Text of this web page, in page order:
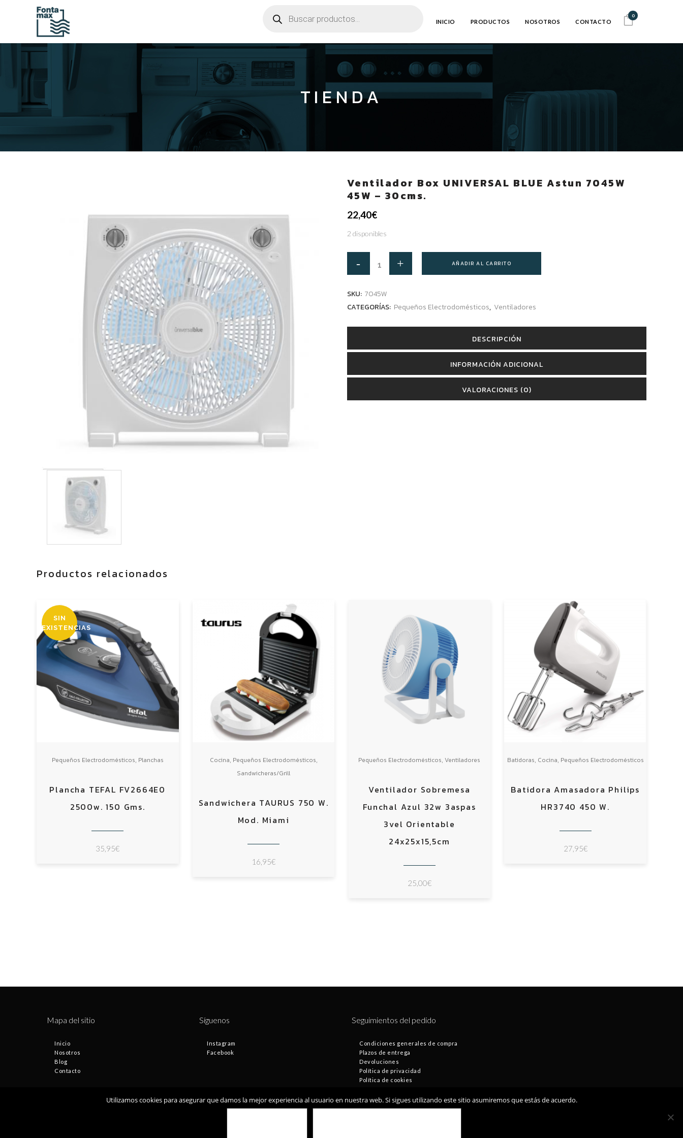
0
productos INICIO PRODUCTOS NOSOTROS CONTACTO
TIENDA
Ventilador Box UNIVERSAL BLUE Astun 7045W
45W – 30cms.
22,40€
2 disponibles
AÑADIR AL CARRITO
SKU: 7045W
CATEGORÍAS: Pequeños Electrodomésticos, Ventiladores
DESCRIPCIÓN
INFORMACIÓN ADICIONAL
VALORACIONES (0)
Productos relacionados
SIN
EXISTENCIAS
Pequeños Electrodomésticos, Planchas
Plancha TEFAL FV2664E0
2500w. 150 Gms.
35,95€
Cocina, Pequeños Electrodomésticos,
Sandwicheras/Grill
Sandwichera TAURUS 750 W.
Mod. Miami
16,95€
Pequeños Electrodomésticos,Ventiladores
Ventilador Sobremesa
Funchal Azul 32w 3aspas
3vel Orientable
24x25x15,5cm
25,00€
Batidoras, Cocina, Pequeños Electrodomésticos
Batidora Amasadora Philips
HR3740 450 W.
27,95€
Mapa del sitio
Inicio
Nosotros
Blog
Contacto
Síguenos
Instagram
Facebook
Seguimientos del pedido
Condiciones generales de compra
Plazos de entrega
Devoluciones
Política de privacidad
Política de cookies
© Fontamax 2019
Utilizamos cookies para asegurar que damos la mejor experiencia al usuario en nuestra web. Si sigues utilizando este sitio asumiremos que estás de acuerdo.